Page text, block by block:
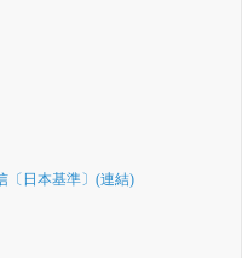
〔日本基準〕(連結)